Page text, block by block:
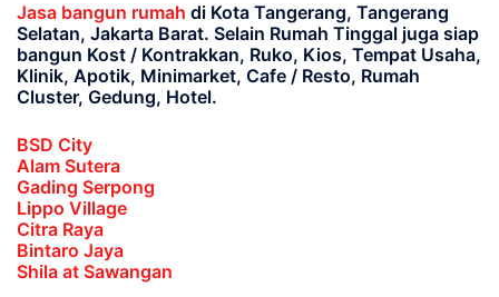
Jasa bangun rumah di Kota Tangerang, Tangerang
Selatan, Jakarta Barat. Selain Rumah Tinggal juga siap
bangun Kost / Kontrakkan, Ruko, Kios, Tempat Usaha,
Klinik, Apotik, Minimarket, Cafe / Resto, Rumah
Cluster, Gedung, Hotel.
BSD City
Alam Sutera
Gading Serpong
Lippo Village
Citra Raya
Bintaro Jaya
Shila at Sawangan